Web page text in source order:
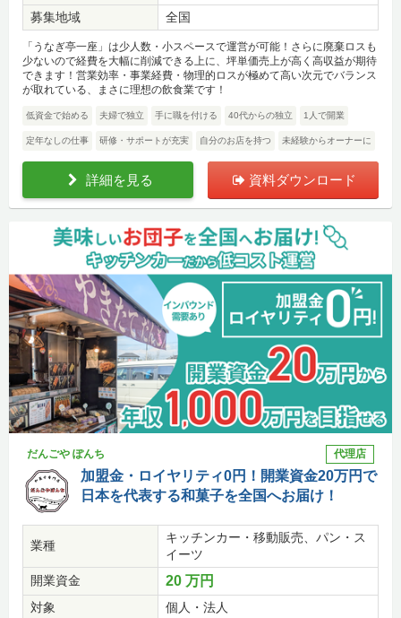
募集地域
全国
「うなぎ亭一座」は少人数・小スペースで運営が可能！さらに廃棄ロスも
少ないので経費を大幅に削減できる上に、坪単価売上が高く高収益が期待
できます！営業効率・事業経費・物理的ロスが極めて高い次元でバランス
が取れている、まさに理想の飲食業です！
低資金で始める 夫婦で独立 手に職を付ける 40代からの独立 1人で開業
定年なしの仕事 研修・サポートが充実 自分のお店を持つ 未経験からオーナーに
詳細を見る 資料ダウンロード
だんごや ぽんち 代理店
加盟金・ロイヤリティ0円！開業資金20万円で
日本を代表する和菓子を全国へお届け！
業種
キッチンカー・移動販売、パン・ス
イーツ
開業資金
20 万円
対象 個人・法人